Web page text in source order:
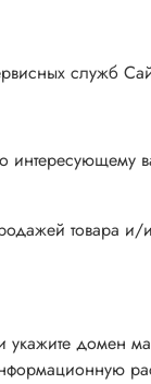
служб
товара и/
домен